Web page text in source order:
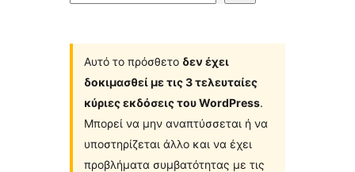
Αυτό το πρόσθετο δεν έχει
δοκιμασθεί με τις 3 τελευταίες
κύριες εκδόσεις του WordPress.
Μπορεί να μην αναπτύσσεται ή να
υποστηρίζεται άλλο και να έχει
προβλήματα συμβατότητας με τις